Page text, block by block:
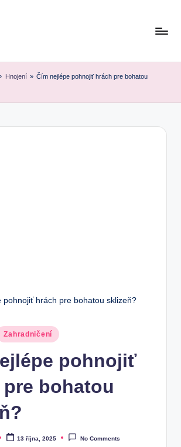
Hnojení » Čím nejlépe pohnojiť hrách pre bohatou
Zahradničení
pohnojiť
bohatou
13 října, 2025 No Comments